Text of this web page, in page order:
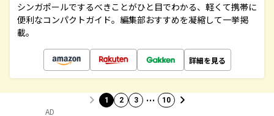
シンガポールでするべきことがひと目でわかる、軽くて携帯に
便利なコンパクトガイド。編集部おすすめを凝縮して一挙掲
載。
詳細を見る
1 2 3 … 10
AD